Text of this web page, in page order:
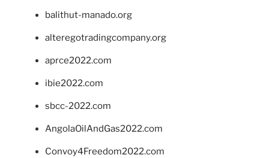
balithut-manado.org
alteregotradingcompany.org
aprce2022.com
ibie2022.com
sbcc-2022.com
AngolaOilAndGas2022.com
Convoy4Freedom2022.com